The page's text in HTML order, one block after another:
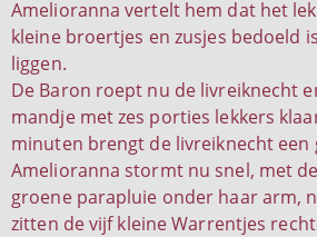
Amelioranna vertelt hem dat het
kleine broertjes en zusjes bedoeld
liggen.
De Baron roept nu de livreiknecht
mandje met zes porties lekkers
minuten brengt de livreiknecht een
Amelioranna stormt nu snel, met
groene parapluie onder haar arm,
zitten de vijf kleine Warrentjes